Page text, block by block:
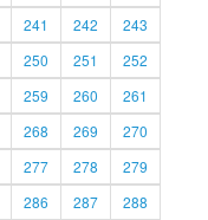
241 242
243
250 251
252
259 260
261
268 269
270
277 278
279
286 287
288